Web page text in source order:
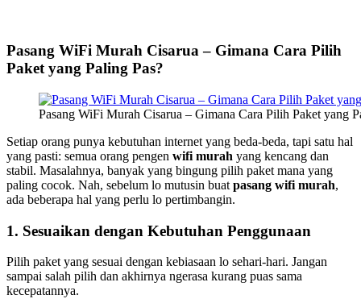
Pasang WiFi Murah Cisarua – Gimana Cara Pilih
Paket yang Paling Pas?
Pasang WiFi Murah Cisarua – Gimana Cara Pilih Paket yang
Setiap orang punya kebutuhan internet yang beda-beda, tapi satu hal
yang pasti: semua orang pengen wifi murah yang kencang dan
stabil. Masalahnya, banyak yang bingung pilih paket mana yang
paling cocok. Nah, sebelum lo mutusin buat pasang wifi murah,
ada beberapa hal yang perlu lo pertimbangin.
1. Sesuaikan dengan Kebutuhan Penggunaan
Pilih paket yang sesuai dengan kebiasaan lo sehari-hari. Jangan
sampai salah pilih dan akhirnya ngerasa kurang puas sama
kecepatannya.